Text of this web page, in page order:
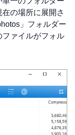
の場所に展開さ
」フォルダー
ァイルがフォル